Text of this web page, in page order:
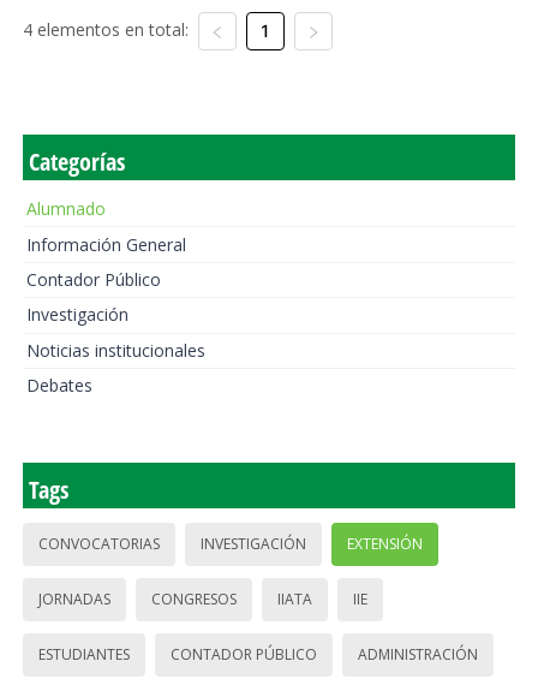
4 elementos en total: 1
Categorías
Alumnado
Información General
Contador Público
Investigación
Noticias institucionales
Debates
Tags
CONVOCATORIAS INVESTIGACIÓN EXTENSIÓN
JORNADAS CONGRESOS IIATA IIE
ESTUDIANTES CONTADOR PÚBLICO ADMINISTRACIÓN